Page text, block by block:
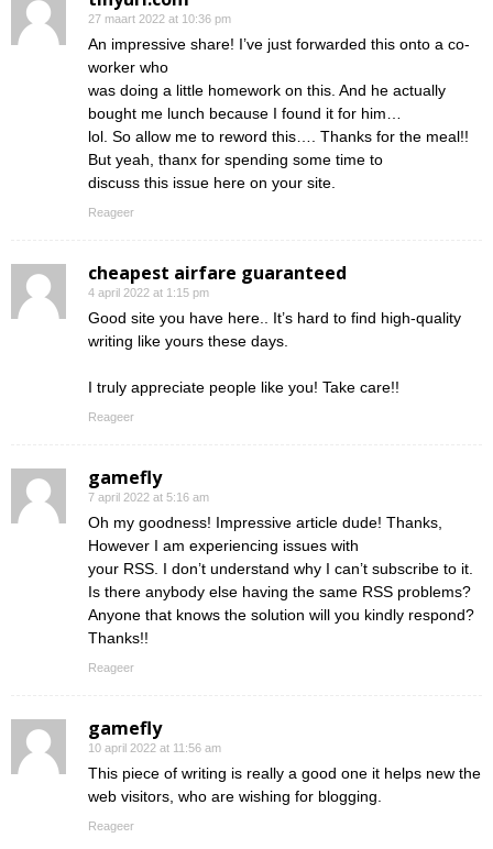
27 maart 2022 at 10:36 pm
An impressive share! I’ve just forwarded this onto a co-
worker who
was doing a little homework on this. And he actually
bought me lunch because I found it for him…
lol. So allow me to reword this…. Thanks for the meal!!
But yeah, thanx for spending some time to
discuss this issue here on your site.
Reageer
cheapest airfare guaranteed
4 april 2022 at 1:15 pm
Good site you have here.. It’s hard to find high-quality
writing like yours these days.
I truly appreciate people like you! Take care!!
Reageer
gamefly
7 april 2022 at 5:16 am
Oh my goodness! Impressive article dude! Thanks,
However I am experiencing issues with
your RSS. I don’t understand why I can’t subscribe to it.
Is there anybody else having the same RSS problems?
Anyone that knows the solution will you kindly respond?
Thanks!!
Reageer
gamefly
10 april 2022 at 11:56 am
This piece of writing is really a good one it helps new the
web visitors, who are wishing for blogging.
Reageer